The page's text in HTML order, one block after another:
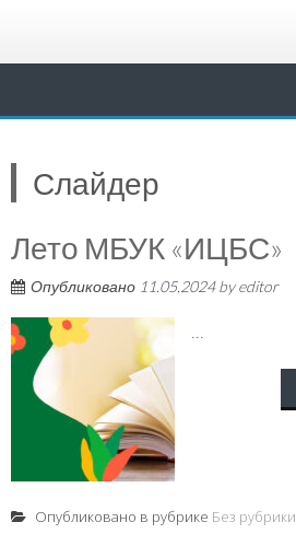
Слайдер
Лето МБУК «ИЦБС»
Опубликовано 11.05.2024byeditor
Опубликовано в рубрике Без рубрики